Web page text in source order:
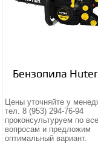
Бензопила Huter
Цены уточняйте у
тел. 8 (953) 294-76-94
проконсультуруем по
вопросам и предложим
оптимальный вариант.